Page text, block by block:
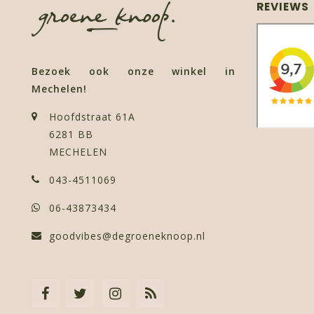
Bezoek ook onze winkel in
Mechelen!
Hoofdstraat 61A
6281 BB
MECHELEN
043-4511069
06-43873434
goodvibes@degroeneknoop.nl
REVIEWS